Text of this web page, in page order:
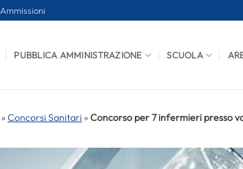
Ammissioni
PUBBLICA AMMINISTRAZIONE SCUOLA
»Concorsi Sanitari »Concorso per 7 infermieri presso